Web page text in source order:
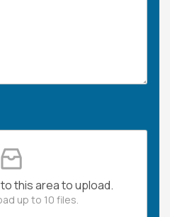
this area to upload.
up to 10 files.